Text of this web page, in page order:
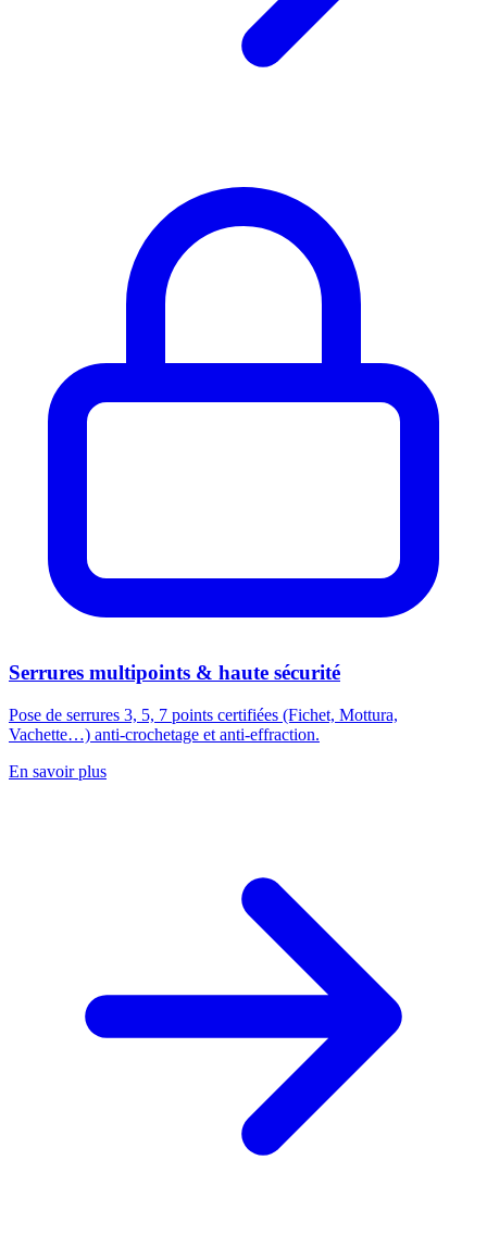
Serrures multipoints & haute sécurité
Pose de serrures 3, 5, 7 points certifiées (Fichet, Mottura,
Vachette…) anti-crochetage et anti-effraction.
En savoir plus